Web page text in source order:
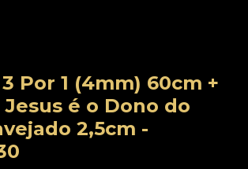
Por 1 (4mm) 60cm +
é o Dono do
2,5cm -